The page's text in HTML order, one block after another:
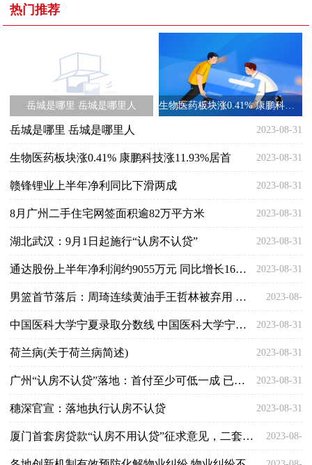
热门推荐
岳城是哪里 岳城是哪里人 生物医药板块涨0.41% 康鹏科技涨11.93%居首
岳城是哪里 岳城是哪里人 2023-08-31
生物医药板块涨0.41% 康鹏科技涨11.93%居首 2023-08-31
赣锋锂业上半年净利同比下滑两成 2023-08-31
8月广州二手住宅网签面积逾82万平方米 2023-08-31
湖北武汉：9月1日起施行“认房不认贷” 2023-08-31
通达股份上半年净利润约9055万元 同比增长165.57% 2023-08-31
男篮首节落后：周琦连续黄油手王哲林被弃用 失误频频乔帅黑脸 2023-08-
31
中国医科大学宁夏录取分数线 中国医科大学宁夏招生人数多少 2023-08-31
荷兰病(关于荷兰病简述) 2023-08-31
广州“认房不认贷”落地：首付至少可低一成 已有买家快速入市 2023-08-31
穗深官宣：落地执行认房不认贷 2023-08-31
厦门首套房贷款“认房不用认贷”征求意见，二套房首付比例已降至40% 2023-08-